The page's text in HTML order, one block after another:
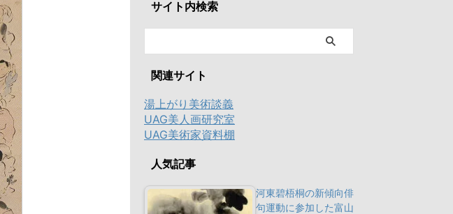
サイト内検索
関連サイト
湯上がり美術談義
UAG美人画研究室
UAG美術家資料棚
人気記事
河東碧梧桐の新傾向俳
句運動に参加した富山